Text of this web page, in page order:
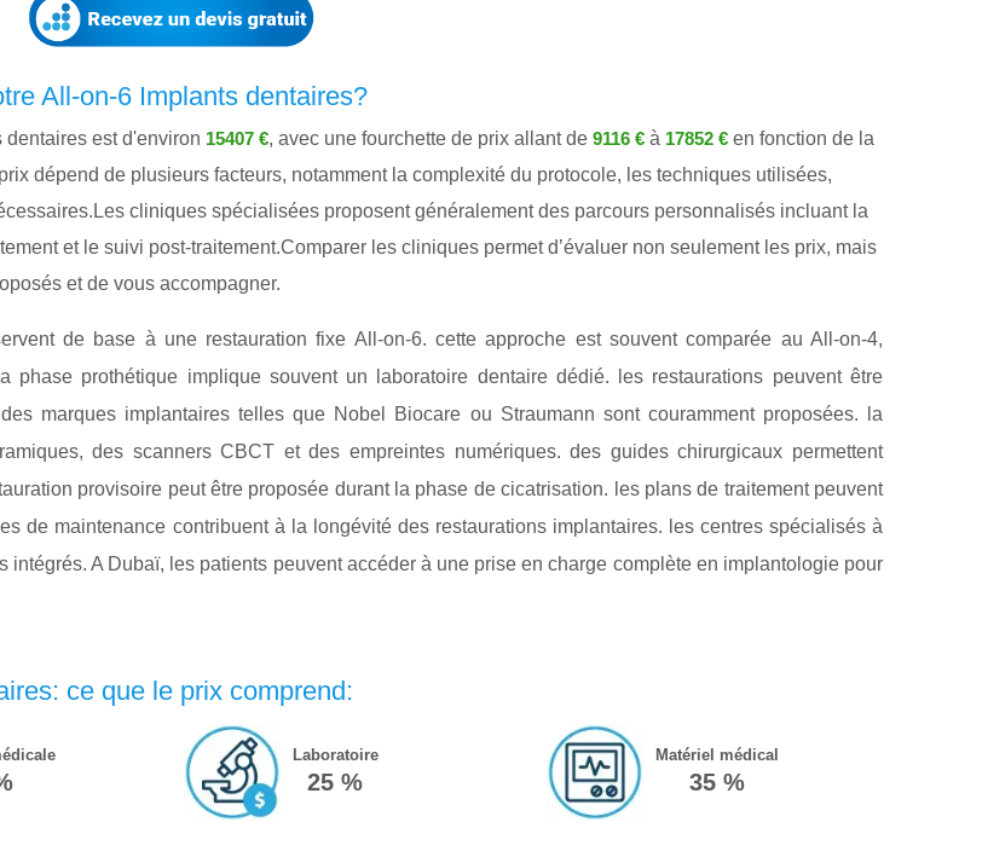
All-on-6 Implants dentaires?
dentaires est d'environ 15407 €, avec une fourchette de prix allant de 9116 € à 17852 € en fonction de la
dépend de plusieurs facteurs, notamment la complexité du protocole, les techniques utilisées,
cliniques spécialisées proposent généralement des parcours personnalisés incluant la
et le suivi post-traitement.Comparer les cliniques permet d’évaluer non seulement les prix, mais
et de vous accompagner.
de base à une restauration fixe All-on-6. cette approche est souvent comparée au All-on-4,
phase prothétique implique souvent un laboratoire dentaire dédié. les restaurations peuvent être
marques implantaires telles que Nobel Biocare ou Straumann sont couramment proposées. la
des scanners CBCT et des empreintes numériques. des guides chirurgicaux permettent
provisoire peut être proposée durant la phase de cicatrisation. les plans de traitement peuvent
de maintenance contribuent à la longévité des restaurations implantaires. les centres spécialisés à
A Dubaï, les patients peuvent accéder à une prise en charge complète en implantologie pour
ce que le prix comprend:
Laboratoire
25 %
Matériel médical
35 %